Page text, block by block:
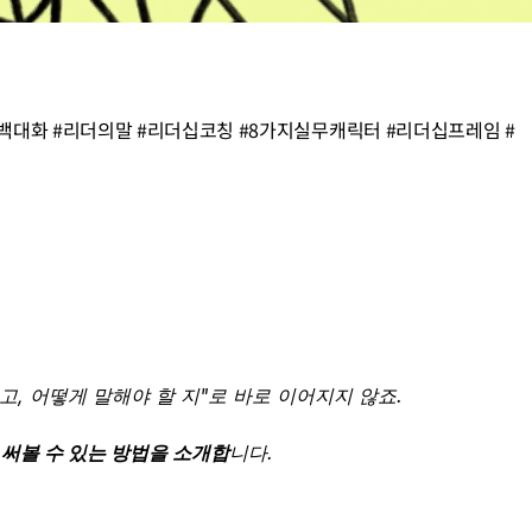
화 #리더의말 #리더십코칭 #8가지실무캐릭터 #리더십프레임 #
, 어떻게 말해야 할 지"로 바로 이어지지 않죠.
볼 수 있는 방법을 소개합니다.